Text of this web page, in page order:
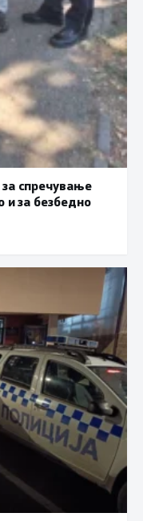
спречување
и за безбедно